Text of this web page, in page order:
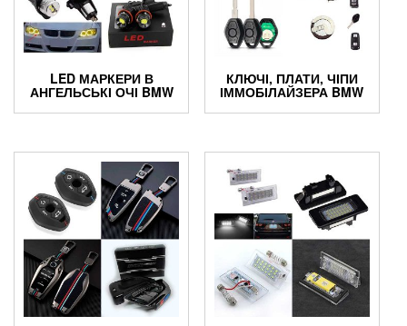
LED МАРКЕРИ В
АНГЕЛЬСЬКІ ОЧІ BMW
КЛЮЧІ, ПЛАТИ, ЧІПИ
ІММОБІЛАЙЗЕРА BMW